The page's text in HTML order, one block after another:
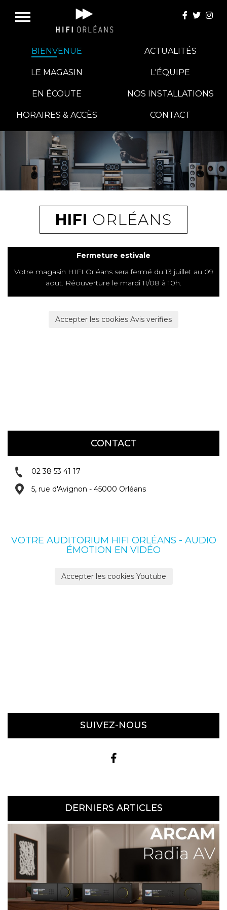
E-BOUTIQUE
HIFI GROUP
MAGASINS
BANCS D'ESSAI
COUPS DE COEUR
NOUS CONTACTER
BIENVENUE ACTUALITÉS
LE MAGASIN L'ÉQUIPE
EN ÉCOUTE NOS INSTALLATIONS
HORAIRES & ACCÈS CONTACT
HIFI ORLÉANS
Fermeture estivale
Votre magasin HIFI Orléans sera fermé du 13 juillet au 09
aout. Réouverture le mardi 11/08 à 10h.
Accepter les cookies Avis verifies
CONTACT
02 38 53 41 17
5, rue d'Avignon - 45000 Orléans
VOTRE AUDITORIUM HIFI ORLÉANS - AUDIO
ÉMOTION EN VIDÉO
Accepter les cookies Youtube
SUIVEZ-NOUS
DERNIERS ARTICLES